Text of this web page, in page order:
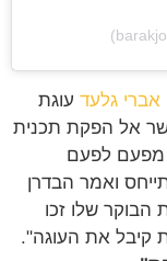
גלעדעוגת
אל הפקת תכנית
לפעם
ואמר הבדרן
שלו זכו
את העוגה".